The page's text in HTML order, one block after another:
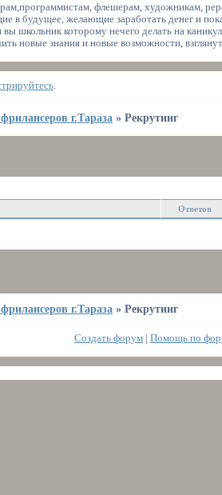
флешерам, художникам,
в будущее, желающие заработать денег и
школьник которому нечего делать на
новые знания и новые возможности,
г.Тараза »Рекрутинг
Ответов
г.Тараза »Рекрутинг
Создать форум |Помощь по